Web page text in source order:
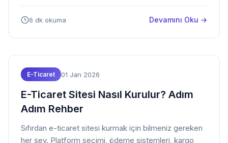
6 dk okuma Devamını Oku →
E-Ticaret 01 Jan 2026
E-Ticaret Sitesi Nasıl Kurulur? Adım
Adım Rehber
Sıfırdan e-ticaret sitesi kurmak için bilmeniz gereken
her şey. Platform seçimi, ödeme sistemleri, kargo